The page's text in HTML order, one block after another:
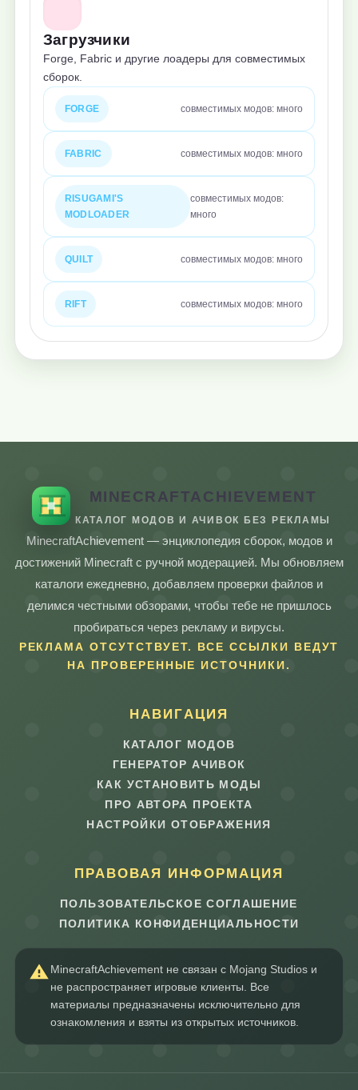
Загрузчики
Forge, Fabric и другие лоадеры для совместимых
сборок.
FORGE совместимых модов: много
FABRIC совместимых модов: много
RISUGAMI'S
MODLOADER
совместимых модов:
много
QUILT совместимых модов: много
RIFT совместимых модов: много
MINECRAFTACHIEVEMENT
КАТАЛОГ МОДОВ И АЧИВОК БЕЗ РЕКЛАМЫ
MinecraftAchievement — энциклопедия сборок, модов и
достижений Minecraft с ручной модерацией. Мы обновляем
каталоги ежедневно, добавляем проверки файлов и
делимся честными обзорами, чтобы тебе не пришлось
пробираться через рекламу и вирусы.
РЕКЛАМА ОТСУТСТВУЕТ. ВСЕ ССЫЛКИ ВЕДУТ
НА ПРОВЕРЕННЫЕ ИСТОЧНИКИ.
НАВИГАЦИЯ
КАТАЛОГ МОДОВ
ГЕНЕРАТОР АЧИВОК
КАК УСТАНОВИТЬ МОДЫ
ПРО АВТОРА ПРОЕКТА
НАСТРОЙКИ ОТОБРАЖЕНИЯ
ПРАВОВАЯ ИНФОРМАЦИЯ
ПОЛЬЗОВАТЕЛЬСКОЕ СОГЛАШЕНИЕ
ПОЛИТИКА КОНФИДЕНЦИАЛЬНОСТИ
MinecraftAchievement не связан с Mojang Studios и
не распространяет игровые клиенты. Все
материалы предназначены исключительно для
ознакомления и взяты из открытых источников.